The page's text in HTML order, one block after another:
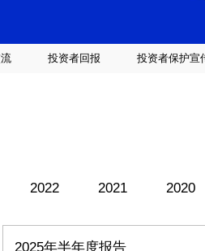
投资者回报 投资者保护宣
2022 2021 2020
2025年半年度报告